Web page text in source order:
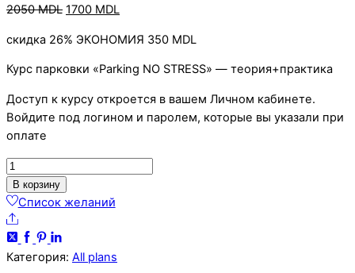
2050MDL 1700 MDL
скидка 26% ЭКОНОМИЯ 350 MDL
Курс парковки «Parking NO STRESS» — теория+практика
Доступ к курсу откроется в вашем Личном кабинете.
Войдите под логином и паролем, которые вы указали при
оплате
В корзину
Список желаний
Категория: All plans